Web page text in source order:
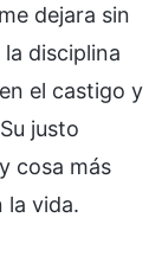
dejara sin
disciplina
el castigo y
justo
cosa más
la vida.